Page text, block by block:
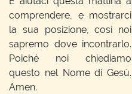
comprendere, e mostrarci
la sua posizione, così noi
sapremo dove incontrarlo.
Poiché noi chiediamo
questo nel Nome di Gesù.
Amen.